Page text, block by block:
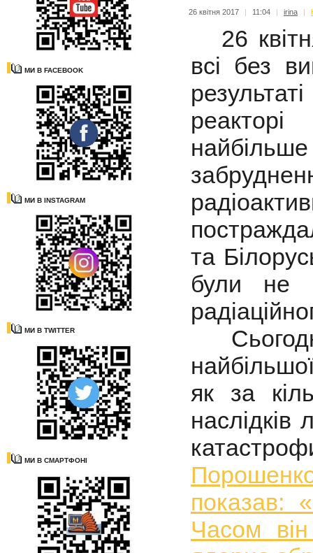
МИ В FACEBOOK
МИ В INSTAGRAM
МИ В TWITTER
МИ В СМАРТФОНІ
26 квітня 2017 | 11:04 | irina |
26
всі без
та
були не
як за
показав:
Часом